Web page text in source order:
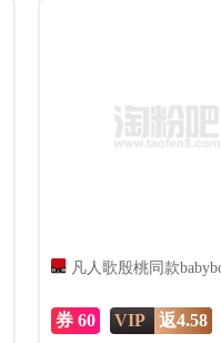
凡人歌殷桃同款
券 60 VIP 返4.58